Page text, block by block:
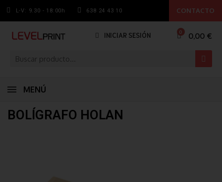
L-V: 9.30 - 18:00h 638 24 43 10 CONTACTO
INICIAR SESIÓN 0,00 €
MENÚ
BOLÍGRAFO HOLAN